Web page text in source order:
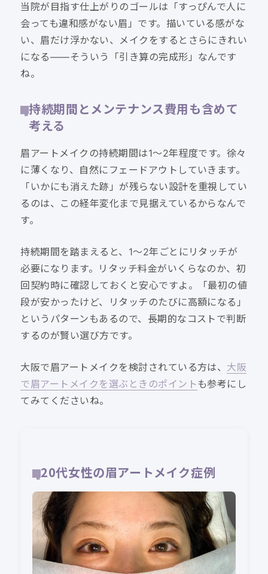
当院が目指す仕上がりのゴールは「すっぴんで人に
会っても違和感がない眉」です。描いている感がな
い、眉だけ浮かない、メイクをするとさらにきれい
になる——そういう「引き算の完成形」なんです
ね。
持続期間とメンテナンス費用も含めて
考える
眉アートメイクの持続期間は1〜2年程度です。徐々
に薄くなり、自然にフェードアウトしていきます。
「いかにも消えた跡」が残らない設計を重視してい
るのは、この経年変化まで見据えているからなんで
す。
持続期間を踏まえると、1〜2年ごとにリタッチが
必要になります。リタッチ料金がいくらなのか、初
回契約時に確認しておくと安心ですよ。「最初の値
段が安かったけど、リタッチのたびに高額になる」
というパターンもあるので、長期的なコストで判断
するのが賢い選び方です。
大阪で眉アートメイクを検討されている方は、 大阪
で眉アートメイクを選ぶときのポイントも参考にし
てみてくださいね。
20代女性の眉アートメイク症例